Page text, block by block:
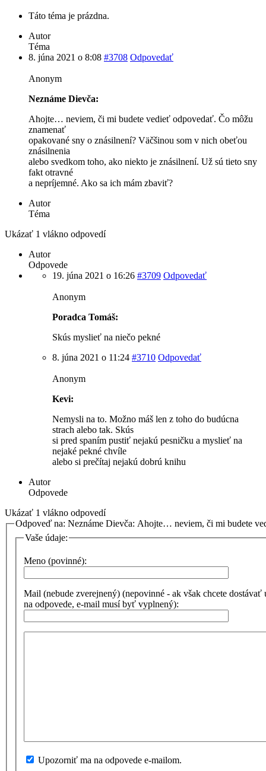
Táto téma je prázdna.
Autor
Téma
8. júna 2021 o 8:08 #3708 Odpovedať
Anonym
Neznáme Dievča:
Ahojte… neviem, či mi budete vedieť odpovedať. Čo môžu
znamenať
opakované sny o znásilnení? Väčšinou som v nich obeťou
znásilnenia
alebo svedkom toho, ako niekto je znásilnení. Už sú tieto sny
fakt otravné
a nepríjemné. Ako sa ich mám zbaviť?
Autor
Téma
Ukázať 1 vlákno odpovedí
Autor
Odpovede
19. júna 2021 o 16:26 #3709 Odpovedať
Anonym
Poradca Tomáš:
Skús myslieť na niečo pekné
8. júna 2021 o 11:24 #3710 Odpovedať
Anonym
Kevi:
Nemysli na to. Možno máš len z toho do budúcna
strach alebo tak. Skús
si pred spaním pustiť nejakú pesničku a myslieť na
nejaké pekné chvíle
alebo si prečítaj nejakú dobrú knihu
Autor
Odpovede
Ukázať 1 vlákno odpovedí
Odpoveď na: Neznáme Dievča: Ahojte… neviem, či mi budete
Vaše údaje:
Meno (povinné):
Mail (nebude zverejnený) (nepovinné - ak však chcete dostávať
na odpovede, e-mail musí byť vyplnený):
Upozorniť ma na odpovede e-mailom.